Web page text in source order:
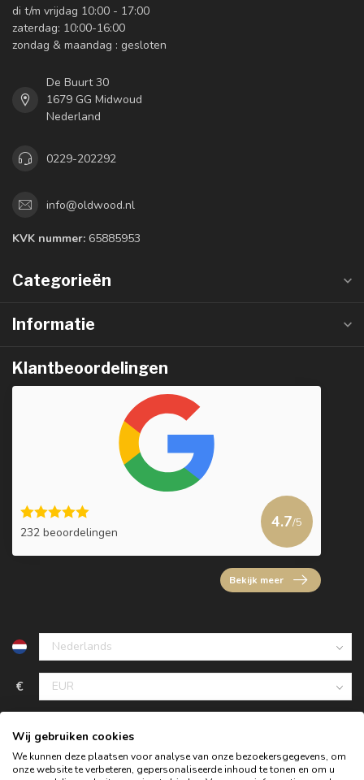
di t/m vrijdag 10:00 - 17:00
zaterdag: 10:00-16:00
zondag & maandag : gesloten
De Buurt 30
1679 GG Midwoud
Nederland
0229-202292
info@oldwood.nl
KVK nummer: 65885953
Categorieën
Informatie
Klantbeoordelingen
232 beoordelingen
4.7/5
Bekijk meer
€
Wij gebruiken cookies
We kunnen deze plaatsen voor analyse van onze bezoekersgegevens, om
onze website te verbeteren, gepersonaliseerde inhoud te tonen en om u